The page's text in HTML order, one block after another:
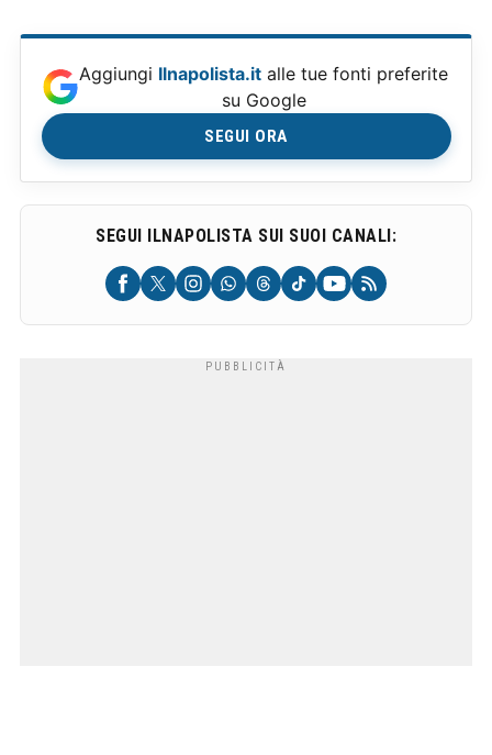
Aggiungi Ilnapolista.it alle tue fonti preferite
su Google
SEGUI ORA
SEGUI ILNAPOLISTA SUI SUOI CANALI: